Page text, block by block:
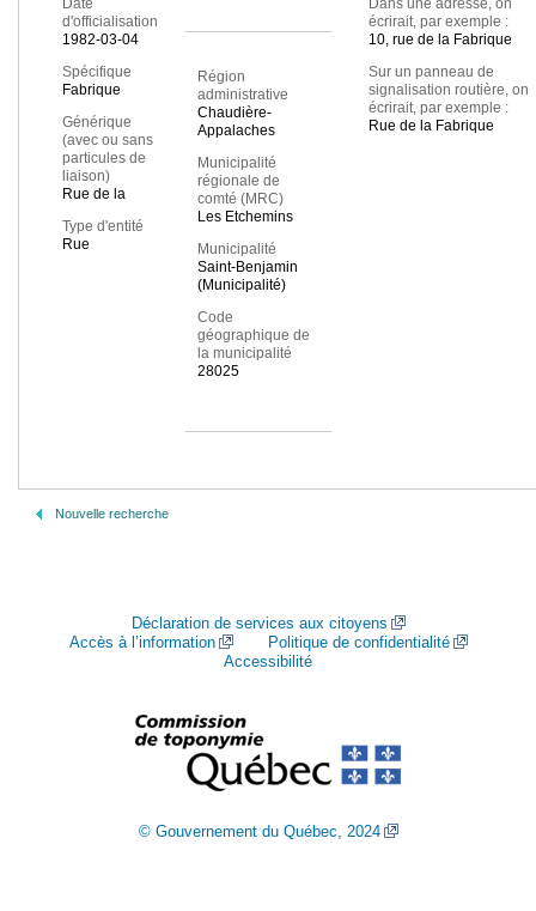
Date
d'officialisation
1982-03-04
Spécifique
Fabrique
Générique
(avec ou sans
particules de
liaison)
Rue de la
Type d'entité
Rue
Région
administrative
Chaudière-
Appalaches
Municipalité
régionale de
comté (MRC)
Les Etchemins
Municipalité
Saint-Benjamin
(Municipalité)
Code
géographique de
la municipalité
28025
Dans une adresse, on
écrirait, par exemple :
10, rue de la Fabrique
Sur un panneau de
signalisation routière, on
écrirait, par exemple :
Rue de la Fabrique
Nouvelle recherche
Déclaration de services aux citoyens
Accès à l’information
Politique de confidentialité
Accessibilité
© Gouvernement du Québec, 2024